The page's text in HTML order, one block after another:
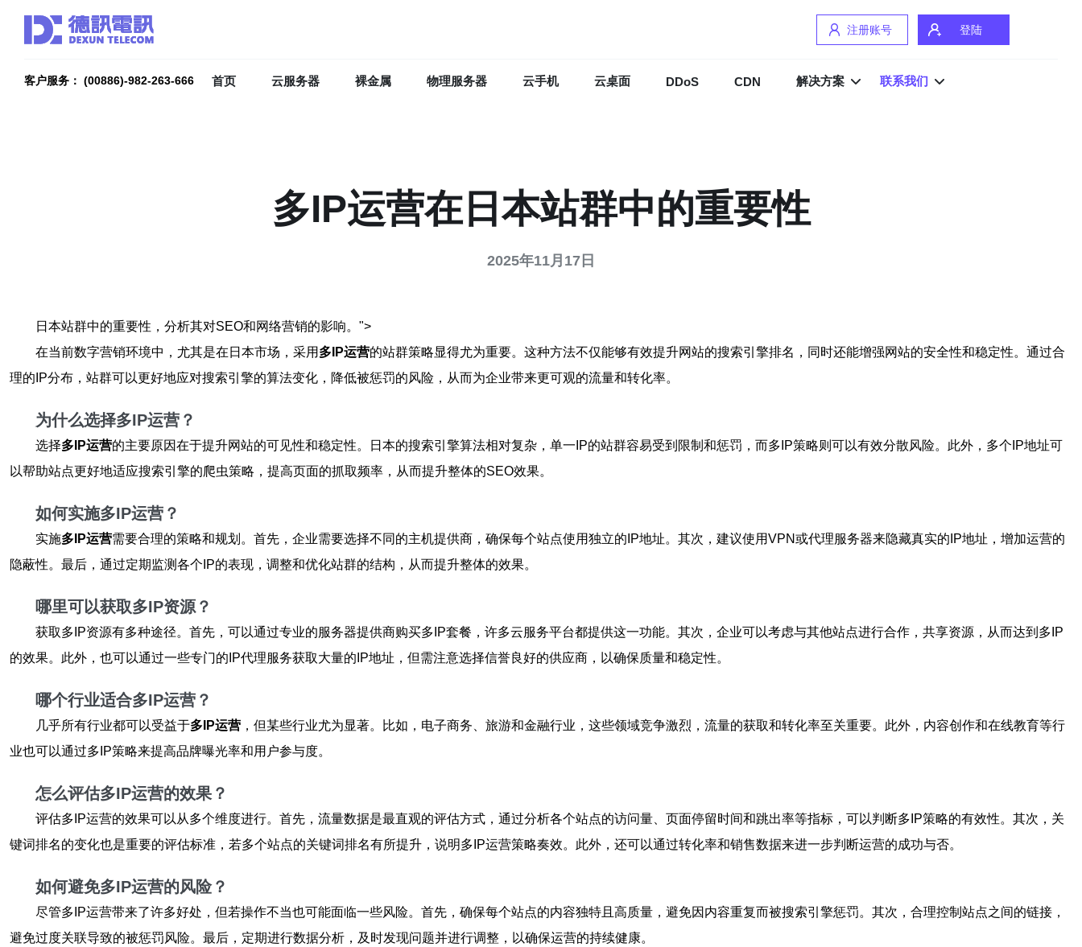
注册账号 登陆
客户服务： (00886)-982-263-666 首页 云服务器 裸金属 物理服务器 云手机 云桌面 DDoS CDN 解决方案 联系我们
多IP运营在日本站群中的重要性
2025年11月17日
日本站群中的重要性，分析其对SEO和网络营销的影响。">
在当前数字营销环境中，尤其是在日本市场，采用 多IP运营的站群策略显得尤为重要。这种方法不仅能够有效提升网站的搜索引擎排名，同时还能增强网站的安全性和稳定性。通过合
理的IP分布，站群可以更好地应对搜索引擎的算法变化，降低被惩罚的风险，从而为企业带来更可观的流量和转化率。
为什么选择多IP运营？
选择多IP运营的主要原因在于提升网站的可见性和稳定性。日本的搜索引擎算法相对复杂，单一IP的站群容易受到限制和惩罚，而多IP策略则可以有效分散风险。此外，多个IP地址可
以帮助站点更好地适应搜索引擎的爬虫策略，提高页面的抓取频率，从而提升整体的SEO效果。
如何实施多IP运营？
实施多IP运营需要合理的策略和规划。首先，企业需要选择不同的主机提供商，确保每个站点使用独立的IP地址。其次，建议使用VPN或代理服务器来隐藏真实的IP地址，增加运营的
隐蔽性。最后，通过定期监测各个IP的表现，调整和优化站群的结构，从而提升整体的效果。
哪里可以获取多IP资源？
获取多IP资源有多种途径。首先，可以通过专业的服务器提供商购买多IP套餐，许多云服务平台都提供这一功能。其次，企业可以考虑与其他站点进行合作，共享资源，从而达到多IP
的效果。此外，也可以通过一些专门的IP代理服务获取大量的IP地址，但需注意选择信誉良好的供应商，以确保质量和稳定性。
哪个行业适合多IP运营？
几乎所有行业都可以受益于多IP运营 ，但某些行业尤为显著。比如，电子商务、旅游和金融行业，这些领域竞争激烈，流量的获取和转化率至关重要。此外，内容创作和在线教育等行
业也可以通过多IP策略来提高品牌曝光率和用户参与度。
怎么评估多IP运营的效果？
评估多IP运营的效果可以从多个维度进行。首先，流量数据是最直观的评估方式，通过分析各个站点的访问量、页面停留时间和跳出率等指标，可以判断多IP策略的有效性。其次，关
键词排名的变化也是重要的评估标准，若多个站点的关键词排名有所提升，说明多IP运营策略奏效。此外，还可以通过转化率和销售数据来进一步判断运营的成功与否。
如何避免多IP运营的风险？
尽管多IP运营带来了许多好处，但若操作不当也可能面临一些风险。首先，确保每个站点的内容独特且高质量，避免因内容重复而被搜索引擎惩罚。其次，合理控制站点之间的链接，
避免过度关联导致的被惩罚风险。最后，定期进行数据分析，及时发现问题并进行调整，以确保运营的持续健康。